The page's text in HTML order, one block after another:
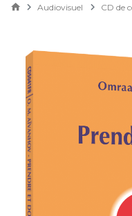
Audiovisuel CD de